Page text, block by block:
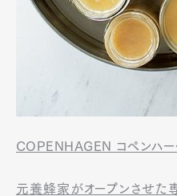
COPENHAGEN コペンハー
元養蜂家がオープンさせた